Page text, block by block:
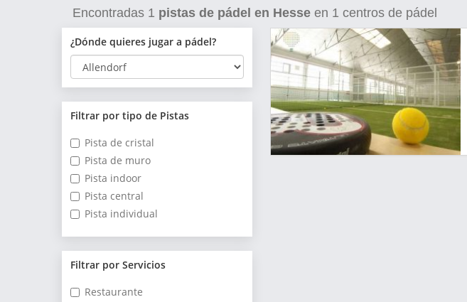
Encontradas 1 pistas de pádel en Hesse en 1 centros de pádel
¿Dónde quieres jugar a pádel?
Filtrar por tipo de Pistas
Pista de cristal
Pista de muro
Pista indoor
Pista central
Pista individual
Filtrar por Servicios
Restaurante